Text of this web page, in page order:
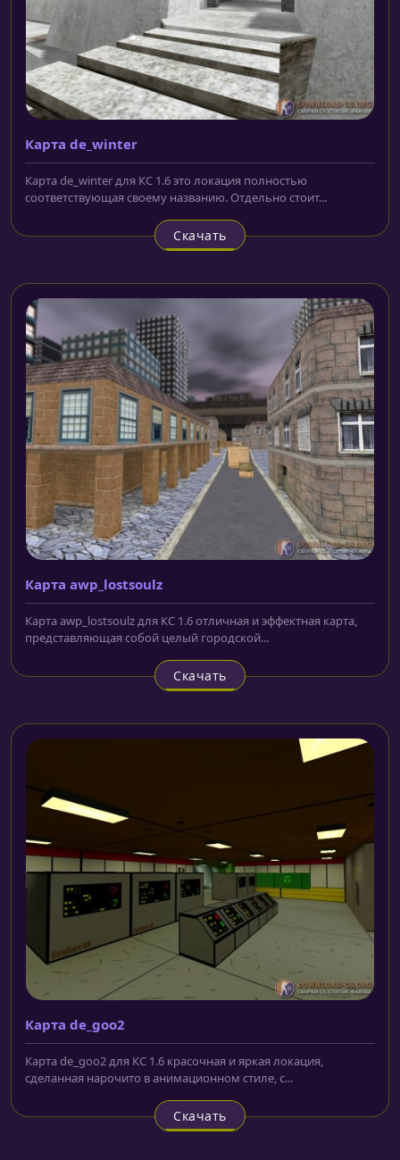
Карта de_winter
Карта de_winter для КС 1.6 это локация полностью
соответствующая своему названию. Отдельно стоит...
Скачать
Карта awp_lostsoulz
Карта awp_lostsoulz для КС 1.6 отличная и эффектная карта,
представляющая собой целый городской...
Скачать
Карта de_goo2
Карта de_goo2 для КС 1.6 красочная и яркая локация,
сделанная нарочито в анимационном стиле, с...
Скачать